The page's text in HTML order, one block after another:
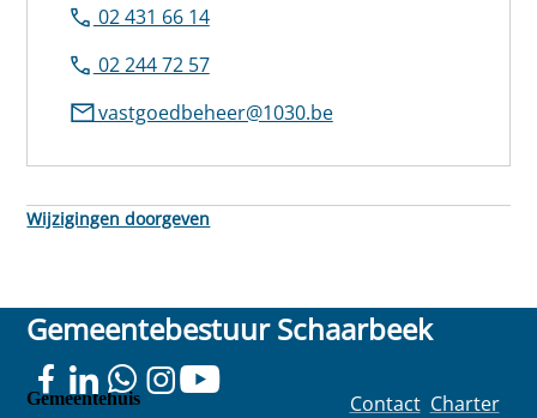
02 431 66 14
02 244 72 57
vastgoedbeheer@1030.be
Wijzigingen doorgeven
Gemeentebestuur Schaarbeek
Gemeentehuis Contact Charter